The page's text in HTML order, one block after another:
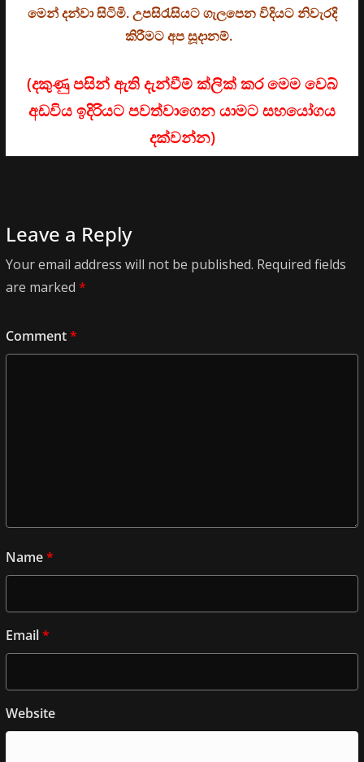
මෙන් දන්වා සිටිමි. උපසිරැසියට ගැලපෙන විදියට නිවැරදි
කිරීමට අප සූදානම්.
(දකුණු පසින් ඇති දැන්වීම් ක්ලික් කර මෙම වෙබ්
අඩවිය ඉදිරියට පවත්වාගෙන යාමට සහයෝගය
දක්වන්න)
Leave a Reply
Your email address will not be published. Required fields
are marked *
Comment*
Name*
Email*
Website